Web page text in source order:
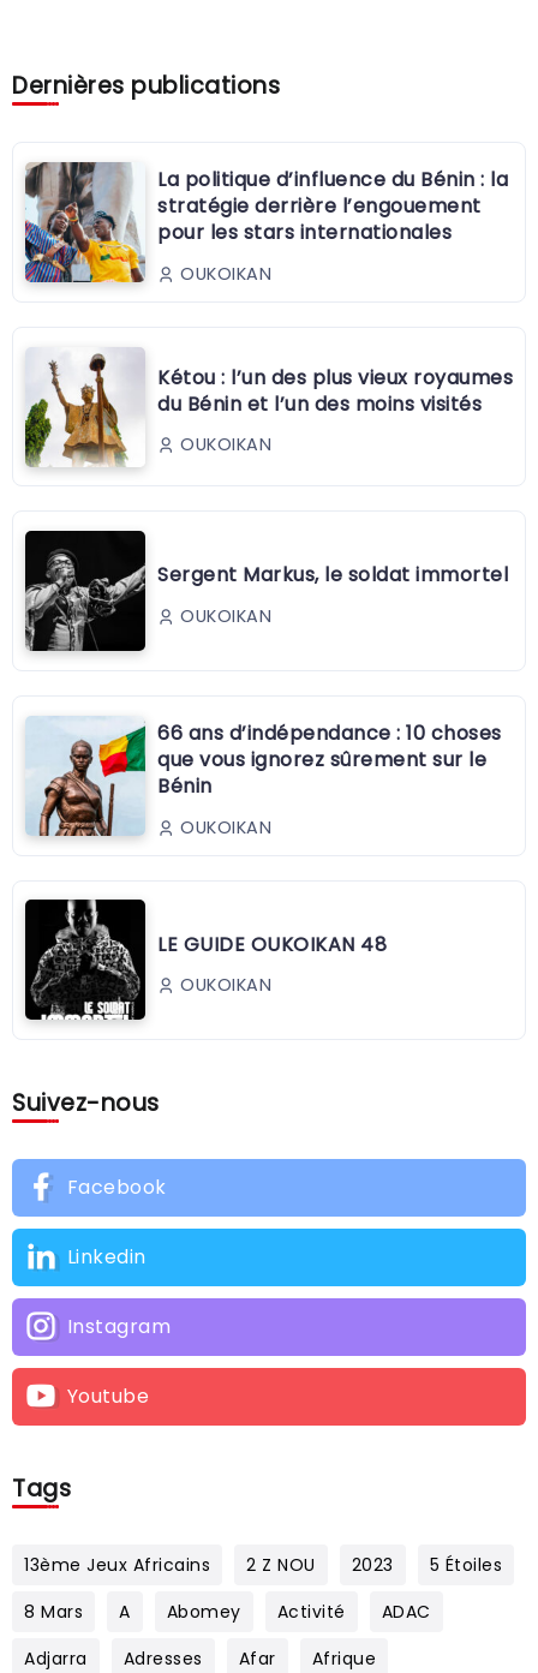
Dernières publications
La politique d’influence du Bénin : la
stratégie derrière l’engouement
pour les stars internationales
OUKOIKAN
Kétou : l’un des plus vieux royaumes
du Bénin et l’un des moins visités
OUKOIKAN
Sergent Markus, le soldat immortel
OUKOIKAN
66 ans d’indépendance : 10 choses
que vous ignorez sûrement sur le
Bénin
OUKOIKAN
LE GUIDE OUKOIKAN 48
OUKOIKAN
Suivez-nous
Facebook
Linkedin
Instagram
Youtube
Tags
13ème Jeux Africains 2 Z NOU 2023
5 Étoiles
8 Mars
A Abomey Activité
ADAC
Adjarra
Adresses Afar
Afrique